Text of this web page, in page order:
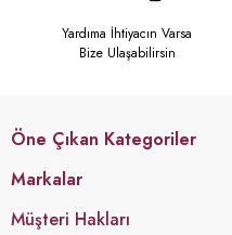
Yardıma İhtiyacın Varsa
Bize Ulaşabilirsin
Öne Çıkan Kategoriler
Markalar
Müşteri Hakları